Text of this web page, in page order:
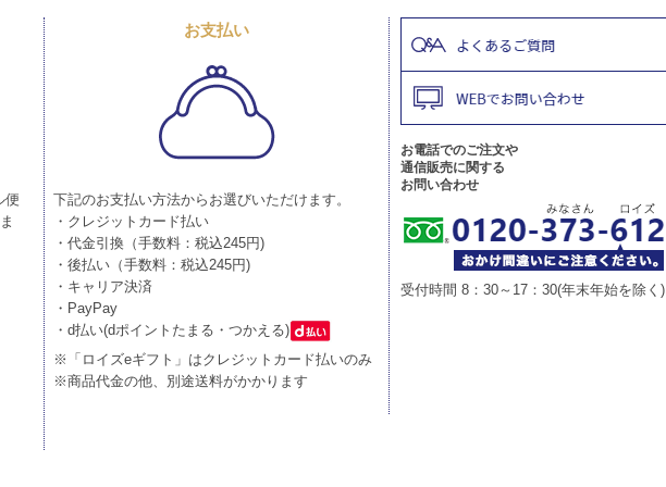
便
お支払い
下記のお支払い方法からお選びいただけます。
・クレジットカード払い
・代金引換（手数料：税込245円)
・後払い（手数料：税込245円)
・キャリア決済
・PayPay
・d払い(dポイントたまる・つかえる)
※「ロイズeギフト」はクレジットカード払いのみ
※商品代金の他、別途送料がかかります
お電話でのご注文や
通信販売に関する
お問い合わせ
受付時間 8：30～17：30(年末年始を除く)